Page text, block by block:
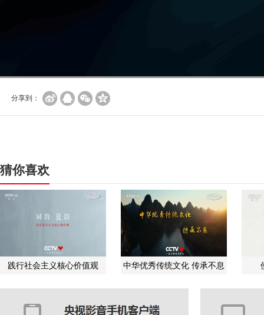
分享到：
猜你喜欢
践行社会主义核心价值观 中华优秀传统文化 传承不息